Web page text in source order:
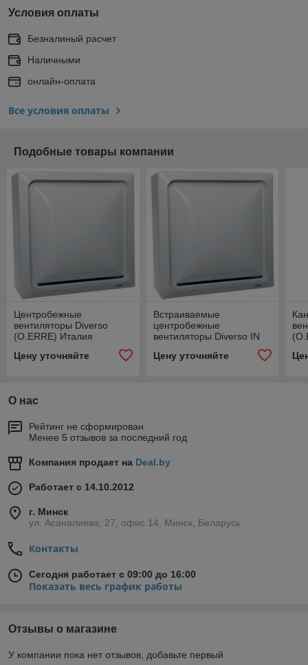
Условия оплаты
Безналиный расчет
Наличными
онлайн-оплата
Все условия оплаты
Подобные товары компании
Центробежные
вентиляторы Diverso
(O.ERRE) Италия
Цену уточняйте
Встраиваемые
центробежные
вентиляторы Diverso IN
Цену уточняйте
О нас
Рейтинг не сформирован
Менее 5 отзывов за последний год
Компания продает на Deal.by
Работает с 14.10.2012
г. Минск
ул. Асаналиева, 27, офис 14, Минск, Беларусь
Контакты
Сегодня работает с 09:00 до 16:00
Показать весь график работы
Отзывы о магазине
У компании пока нет отзывов, добавьте первый